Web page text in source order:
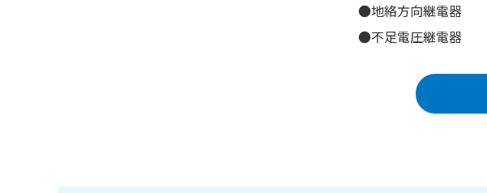
●地絡方向継電器
●不足電圧継電器